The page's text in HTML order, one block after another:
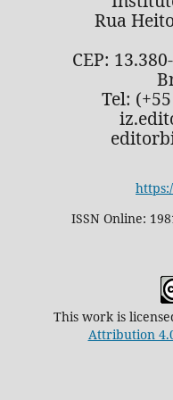
Rua
CEP:
Tel:
ISSN Online:
This work is
Attribution